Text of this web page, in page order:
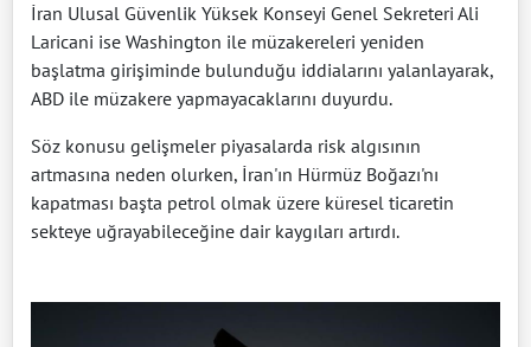
İran Ulusal Güvenlik Yüksek Konseyi Genel Sekreteri Ali
Laricani ise Washington ile müzakereleri yeniden
başlatma girişiminde bulunduğu iddialarını yalanlayarak,
ABD ile müzakere yapmayacaklarını duyurdu.
Söz konusu gelişmeler piyasalarda risk algısının
artmasına neden olurken, İran'ın Hürmüz Boğazı'nı
kapatması başta petrol olmak üzere küresel ticaretin
sekteye uğrayabileceğine dair kaygıları artırdı.